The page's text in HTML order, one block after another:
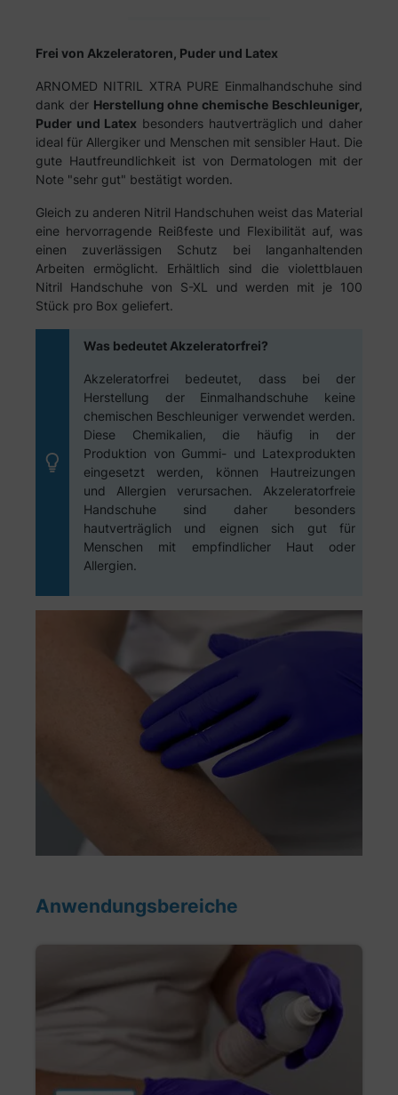
Frei von Akzeleratoren, Puder und Latex
ARNOMED NITRIL XTRA PURE Einmalhandschuhe sind
dank der Herstellung ohne chemische Beschleuniger,
Puder und Latex besonders hautverträglich und daher
ideal für Allergiker und Menschen mit sensibler Haut. Die
gute Hautfreundlichkeit ist von Dermatologen mit der
Note "sehr gut" bestätigt worden.
Gleich zu anderen Nitril Handschuhen weist das Material
eine hervorragende Reißfeste und Flexibilität auf, was
einen zuverlässigen Schutz bei langanhaltenden
Arbeiten ermöglicht. Erhältlich sind die violettblauen
Nitril Handschuhe von S-XL und werden mit je 100
Stück pro Box geliefert.
Was bedeutet Akzeleratorfrei?
Akzeleratorfrei bedeutet, dass bei der
Herstellung der Einmalhandschuhe keine
chemischen Beschleuniger verwendet werden.
Diese Chemikalien, die häufig in der
Produktion von Gummi- und Latexprodukten
eingesetzt werden, können Hautreizungen
und Allergien verursachen. Akzeleratorfreie
Handschuhe sind daher besonders
hautverträglich und eignen sich gut für
Menschen mit empfindlicher Haut oder
Allergien.
Anwendungsbereiche